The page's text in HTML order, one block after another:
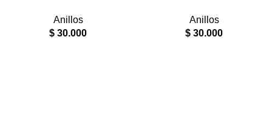
Anillos
$ 30.000
Anillos
$ 30.000